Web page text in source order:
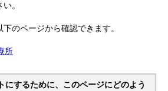
。
のページから確認できます。
所
にするために、このページにどのよう